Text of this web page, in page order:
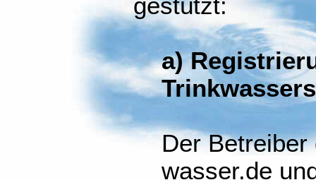
gestützt:
a)
Der
wasser.de